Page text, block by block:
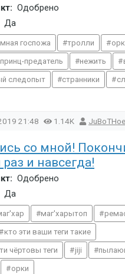
Одобрено
Да
госпожа тролли
принц-предатель нежить
следопыт странники
21:48 1.14K JuBoTHoe
со мной!
и навсегда!
Одобрено
Да
маг'харытоп
кто эти ваши теги такие
чёртовы теги jiji
орки